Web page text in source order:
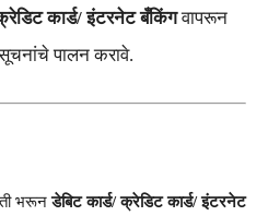
कार्ड/ इंटरनेट बँकिंगवापरून
पालन करावे.
भरूनडेबिट कार्ड/ क्रेडिट कार्ड/ इंटरनेट